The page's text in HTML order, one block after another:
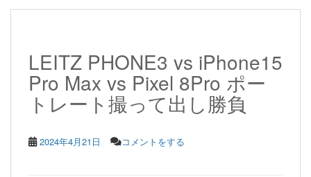
LEITZ PHONE3 vs iPhone15
Pro Max vs Pixel 8Pro ポー
トレート撮って出し勝負
2024年4月21日 コメントをする